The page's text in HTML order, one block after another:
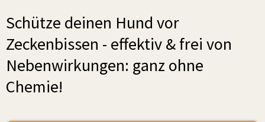
Schütze deinen Hund vor
Zeckenbissen - effektiv & frei von
Nebenwirkungen: ganz ohne
Chemie!